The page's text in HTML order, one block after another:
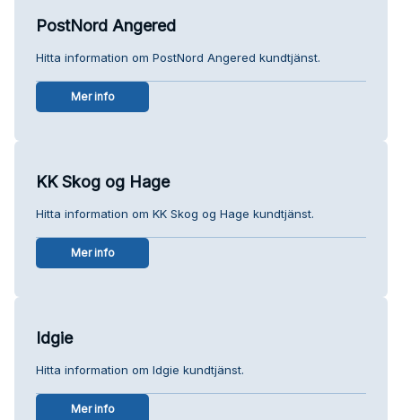
PostNord Angered
Hitta information om PostNord Angered kundtjänst.
Mer info
KK Skog og Hage
Hitta information om KK Skog og Hage kundtjänst.
Mer info
Idgie
Hitta information om Idgie kundtjänst.
Mer info